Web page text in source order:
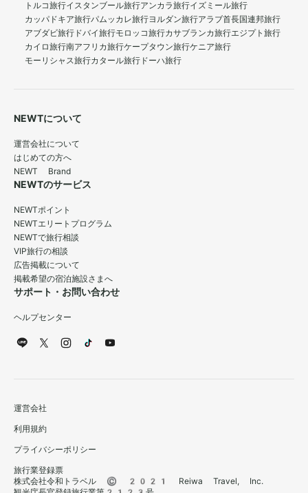
トルコ旅行イスタンブール旅行アンカラ旅行イズミール旅行
カッパドキア旅行パムッカレ旅行ヨルダン旅行アラブ首長国連邦旅行
アブダビ旅行 ドバイ旅行モロッコ旅行カサブランカ旅行エジプト旅行
カイロ旅行南アフリカ旅行ケープタウン旅行ケニア旅行
モーリシャス旅行カタール旅行 ドーハ旅行
NEWTについて
運営会社について
はじめての方へ
NEWT Brand
NEWTのサービス
NEWTポイント
NEWTエリートプログラム
NEWTで旅行相談
VIP旅行の相談
広告掲載について
掲載希望の宿泊施設さまへ
サポート・お問い合わせ
ヘルプセンター
運営会社
利用規約
プライバシーポリシー
旅行業登録票
株式会社令和トラベル © 2021 Reiwa Travel, Inc.